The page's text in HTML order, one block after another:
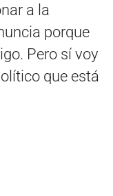
a la
porque
Pero sí voy
que está